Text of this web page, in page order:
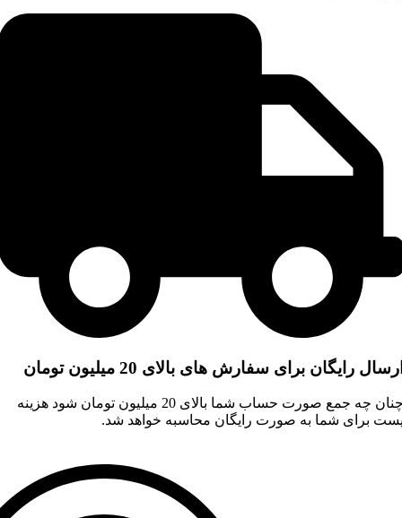
رایگان برای سفارش های بالای 20 میلیون تومان
چنان چه جمع صورت حساب شما بالای 20 میلیون تومان شود هزینه
برای شما به صورت رایگان محاسبه خواهد شد.